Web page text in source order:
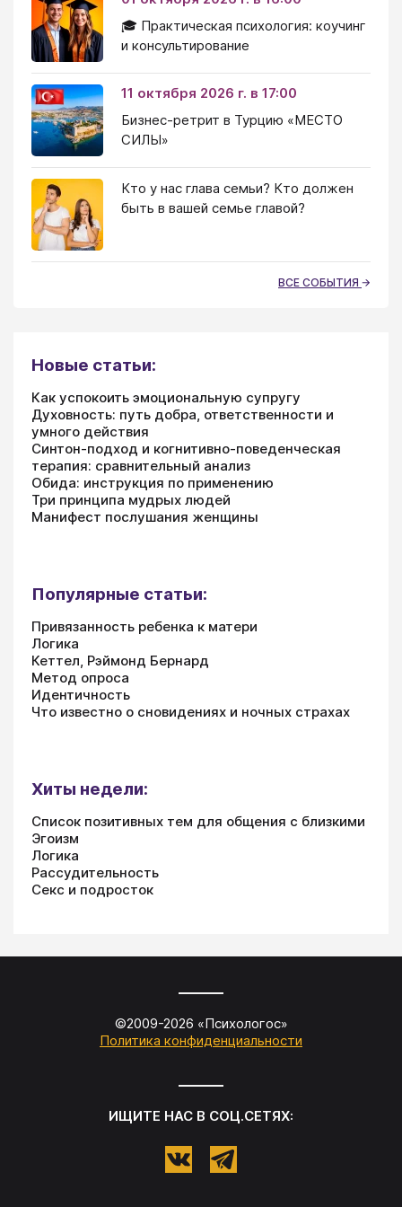
🎓 Практическая психология: коучинг
и консультирование
11 октября 2026 г. в 17:00
Бизнес-ретрит в Турцию «МЕСТО
СИЛЫ»
Кто у нас глава семьи? Кто должен
быть в вашей семье главой?
ВСЕ СОБЫТИЯ
Новые статьи:
Как успокоить эмоциональную супругу
Духовность: путь добра, ответственности и
умного действия
Синтон-подход и когнитивно-поведенческая
терапия: сравнительный анализ
Обида: инструкция по применению
Три принципа мудрых людей
Манифест послушания женщины
Популярные статьи:
Привязанность ребенка к матери
Логика
Кеттел, Рэймонд Бернард
Метод опроса
Идентичность
Что известно о сновидениях и ночных страхах
Хиты недели:
Список позитивных тем для общения с близкими
Эгоизм
Логика
Рассудительность
Секс и подросток
©2009-2026 «Психологос»
Политика конфиденциальности
ИЩИТЕ НАС В СОЦ.СЕТЯХ: